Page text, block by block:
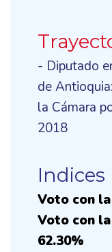
- Diputado
de
la Cámara
2018
Indices
Voto con
Voto con
62.30%